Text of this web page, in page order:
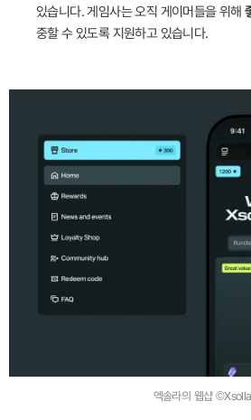
있습니다. 게임사는 오직 게이머들을 위해
중할 수 있도록 지원하고 있습니다.
엑솔라의 웹샵 ©Xsolla